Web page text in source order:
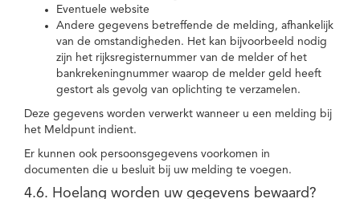
Eventuele website
Andere gegevens betreffende de melding, afhankelijk
van de omstandigheden. Het kan bijvoorbeeld nodig
zijn het rijksregisternummer van de melder of het
bankrekeningnummer waarop de melder geld heeft
gestort als gevolg van oplichting te verzamelen.
Deze gegevens worden verwerkt wanneer u een melding bij
het Meldpunt indient.
Er kunnen ook persoonsgegevens voorkomen in
documenten die u besluit bij uw melding te voegen.
4.6. Hoelang worden uw gegevens bewaard?